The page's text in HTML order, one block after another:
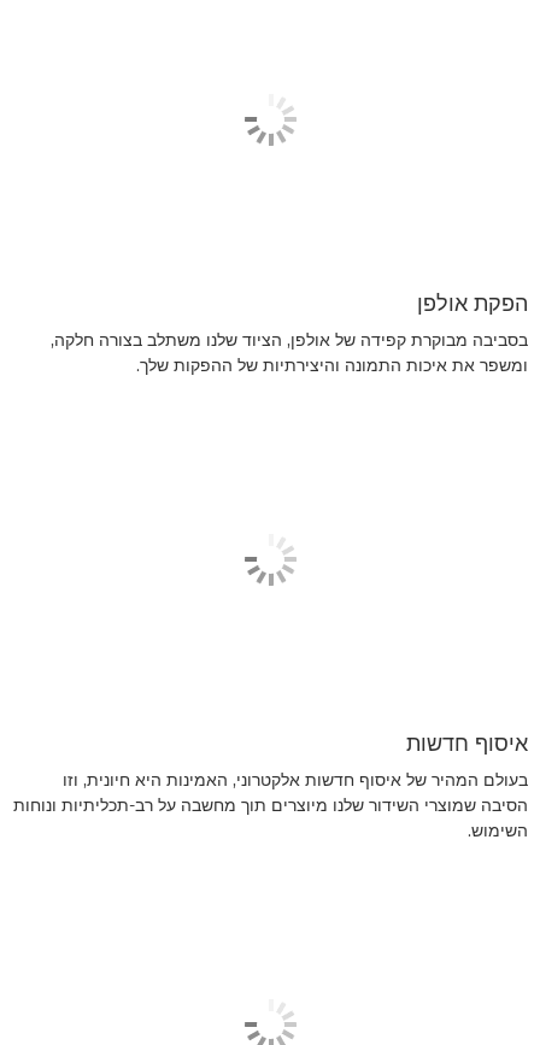
הפקת אולפן
בסביבה מבוקרת קפידה של אולפן, הציוד שלנו משתלב בצורה חלקה,
ומשפר את איכות התמונה והיצירתיות של ההפקות שלך.
איסוף חדשות
בעולם המהיר של איסוף חדשות אלקטרוני, האמינות היא חיונית, וזו
הסיבה שמוצרי השידור שלנו מיוצרים תוך מחשבה על רב-תכליתיות ונוחות
השימוש.